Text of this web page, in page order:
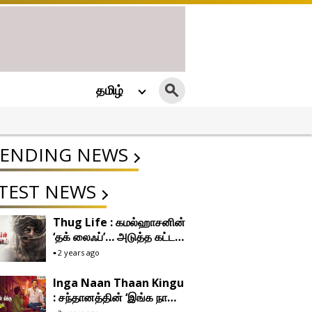
தமிழ்
NEWS
NEWS
Thug Life : கமல்ஹாசனின்
‘தக் லைஃப்’… அடுத்த கட்ட
படப்பிடிப்புக்கு நாள் குறித்த
2 years ago
Inga Naan Thaan Kingu
: சந்தானத்தின் ‘இங்க நான்